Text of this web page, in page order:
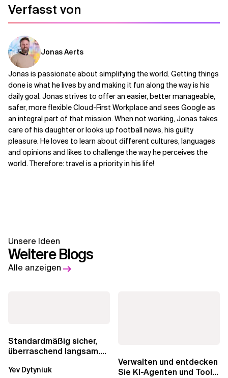
Verfasst von
Jonas Aerts
Jonas is passionate about simplifying the world. Getting things
done is what he lives by and making it fun along the way is his
daily goal. Jonas strives to offer an easier, better manageable,
safer, more flexible Cloud-First Workplace and sees Google as
an integral part of that mission. When not working, Jonas takes
care of his daughter or looks up football news, his guilty
pleasure. He loves to learn about different cultures, languages
and opinions and likes to challenge the way he perceives the
world. Therefore: travel is a priority in his life!
Unsere Ideen
Weitere Blogs
Alle anzeigen
Standardmäßig sicher,
überraschend langsam.
über die RDS...
Yev Dytyniuk
Verwalten und entdecken
Sie KI-Agenten und Tools